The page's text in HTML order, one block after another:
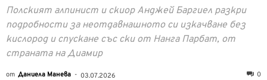
Полският алпинист и скиор Анджей Баргиел разкри
подробности за неотдавнашното си изкачване без
кислород и спускане със ски от Нанга Парбат, от
страната на Диамир
от Даниела Манева - 03.07.2026 0